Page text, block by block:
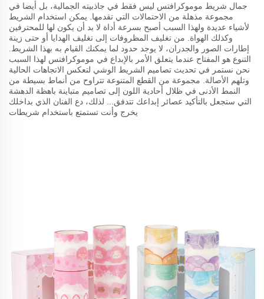
جمال شريط موموكرافتس ليس فقط في جاذبيته الجمالية، بل أيضا في
مجموعة مذهلة من الاحتمالات التي تقدمها. يمكن استخدام الشريط
لأشياء عديدة ولهذا السبب أصبح بسرعة أداة لا بد أن يكون لها للمحترفين
وكذلك الهواة. من تغليف المظروفات إلى تغليف الهدايا أو حتى زينة
إطارات الصور والجدران، لا يوجد حدود لما يمكنك القيام به بهذا الشريط.
التنوع هو المفتاح عندما يتعلق الأمر بالإبداع في موموكرافتس لهذا السبب
نحن نستمر في تحديث تصاميم الشريط الوشي لتعكس الاتجاهات الحالية
وتلهم الأصالة. مجموعة من القطع المتنوعة تتراوح من أنماط بسيطة من
النمط الأدنى في ظلال أحادية اللون إلى تصاميم متباينة باهظة الدهشة
التي ستجعل بالتأكيد عصائر إبداعك تتدفق... لذلك، دع الفنان الذي بداخلك
يخرج وأنت تستمتع باستخدام شريطات